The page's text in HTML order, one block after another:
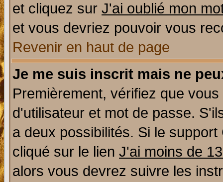
et cliquez sur J'ai oublié mon
et vous devriez pouvoir vous
Revenir en haut de page
Je me suis inscrit mais ne
Premièrement, vérifiez que
d'utilisateur et mot de passe.
a deux possibilités. Si le
cliqué sur le lien J'ai moins de
alors vous devrez suivre les